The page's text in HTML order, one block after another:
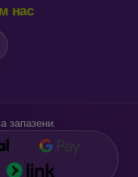
нас
запазени.